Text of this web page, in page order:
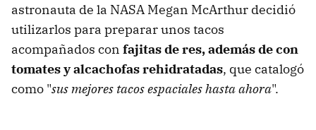
astronauta de la NASA Megan McArthur decidió
utilizarlos para preparar unos tacos
acompañados con fajitas de res, además de con
tomates y alcachofas rehidratadas, que catalogó
como "sus mejores tacos espaciales hasta ahora".